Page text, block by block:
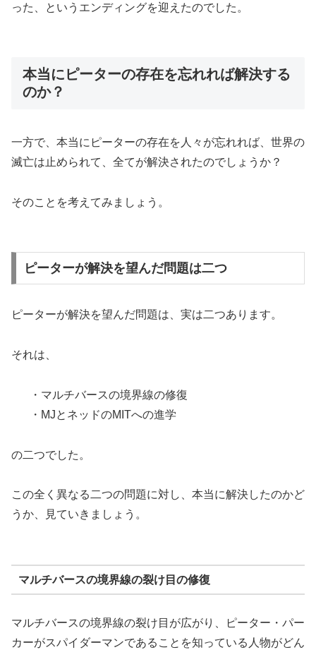
った、というエンディングを迎えたのでした。
本当にピーターの存在を忘れれば解決する
のか？
一方で、本当にピーターの存在を人々が忘れれば、世界の
滅亡は止められて、全てが解決されたのでしょうか？
そのことを考えてみましょう。
ピーターが解決を望んだ問題は二つ
ピーターが解決を望んだ問題は、実は二つあります。
それは、
・マルチバースの境界線の修復
・MJとネッドのMITへの進学
の二つでした。
この全く異なる二つの問題に対し、本当に解決したのかど
うか、見ていきましょう。
マルチバースの境界線の裂け目の修復
マルチバースの境界線の裂け目が広がり、ピーター・パー
カーがスパイダーマンであることを知っている人物がどん